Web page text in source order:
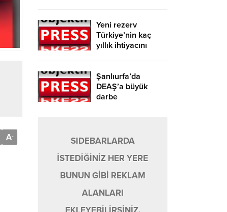
A-
Yeni rezerv
Türkiye’nin kaç
yıllık ihtiyacını
Şanlıurfa’da
DEAŞ’a büyük
darbe
SIDEBARLARDA
İSTEDİĞİNİZ HER YERE
BUNUN GİBİ REKLAM
ALANLARI